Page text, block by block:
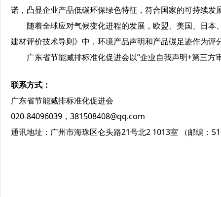
诺，凸显企业产品低碳环保绿色特征，符合国家的可持续
随着全球应对气候变化进程的发展，欧盟、美国、日本
建材评价技术导则》中，环境产品声明和产品碳足迹作为评
广东省节能减排标准化促进会以“企业自我声明+第三方
联系方式：
广东省节能减排标准化促进会
020-84096039，381508408@qq.com
通讯地址：广州市海珠区仑头路21号北2 1013室 （邮编：